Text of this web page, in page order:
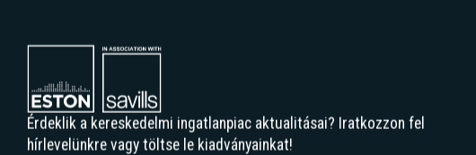
Érdeklik a kereskedelmi ingatlanpiac aktualitásai? Iratkozzon fel
hírlevelünkre vagy töltse le kiadványainkat!